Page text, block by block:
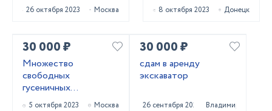
26 октября 2023 Москва 8 октября 2023 Донецк
30 000 ₽
Множество
свободных
гусеничных
экскаваторов
5 октября 2023 Москва
30 000 ₽
сдам в аренду
экскаватор
26 сентября 2023 Владимир